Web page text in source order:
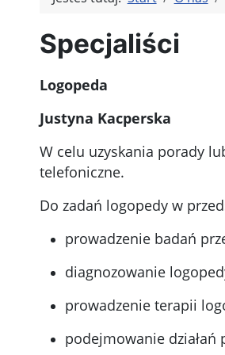
Specjaliści
Logopeda
Justyna Kacperska
W celu uzyskania porady
telefoniczne.
Do zadań logopedy w
prowadzenie badań
diagnozowanie
prowadzenie terapii
podejmowanie działań